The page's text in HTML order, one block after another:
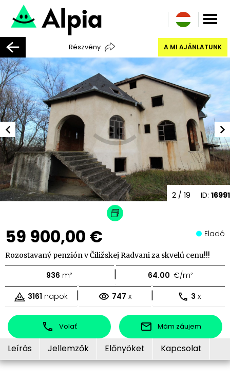
Részvény A MI AJÁNLATUNK
ID: 16991
2 / 19
59 900,00 € Eladó
Rozostavaný penzión v Čiližskej Radvani za skvelú cenu!!!
936 m² | 64.00 €/m²
3161 napok | 747 x | 3 x
Volať Mám záujem
Leírás Jellemzők Előnyöket Kapcsolat